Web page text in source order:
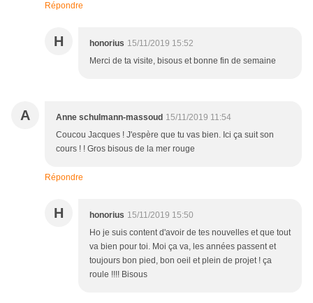
Répondre
H honorius 15/11/2019 15:52
Merci de ta visite, bisous et bonne fin de semaine
A Anne schulmann-massoud 15/11/2019 11:54
Coucou Jacques ! J'espère que tu vas bien. Ici ça suit son
cours ! ! Gros bisous de la mer rouge
Répondre
H honorius 15/11/2019 15:50
Ho je suis content d'avoir de tes nouvelles et que tout
va bien pour toi. Moi ça va, les années passent et
toujours bon pied, bon oeil et plein de projet ! ça
roule !!!! Bisous